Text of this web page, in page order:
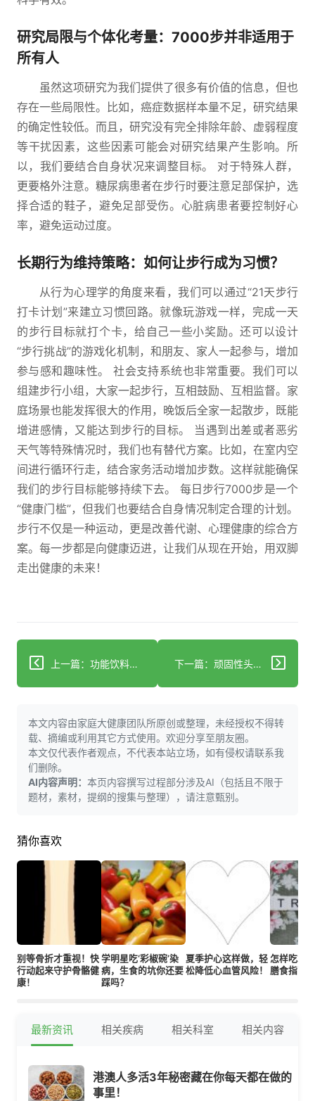
研究局限与个体化考量：7000步并非适用于
所有人
虽然这项研究为我们提供了很多有价值的信息，但也
存在一些局限性。比如，癌症数据样本量不足，研究结果
的确定性较低。而且，研究没有完全排除年龄、虚弱程度
等干扰因素，这些因素可能会对研究结果产生影响。所
以，我们要结合自身状况来调整目标。 对于特殊人群，
更要格外注意。糖尿病患者在步行时要注意足部保护，选
择合适的鞋子，避免足部受伤。心脏病患者要控制好心
率，避免运动过度。
长期行为维持策略：如何让步行成为习惯？
从行为心理学的角度来看，我们可以通过“21天步行
打卡计划”来建立习惯回路。就像玩游戏一样，完成一天
的步行目标就打个卡，给自己一些小奖励。还可以设计
“步行挑战”的游戏化机制，和朋友、家人一起参与，增加
参与感和趣味性。 社会支持系统也非常重要。我们可以
组建步行小组，大家一起步行，互相鼓励、互相监督。家
庭场景也能发挥很大的作用，晚饭后全家一起散步，既能
增进感情，又能达到步行的目标。 当遇到出差或者恶劣
天气等特殊情况时，我们也有替代方案。比如，在室内空
间进行循环行走，结合家务活动增加步数。这样就能确保
我们的步行目标能够持续下去。 每日步行7000步是一个
“健康门槛”，但我们也要结合自身情况制定合理的计划。
步行不仅是一种运动，更是改善代谢、心理健康的综合方
案。每一步都是向健康迈进，让我们从现在开始，用双脚
走出健康的未来！
上一篇：功能饮料有哪些健康风险？该怎么喝才科学？ 下一篇：顽固性头痛因何而起？如何治疗和预防？
本文内容由家庭大健康团队所原创或整理，未经授权不得转
载、摘编或利用其它方式使用。欢迎分享至朋友圈。
本文仅代表作者观点，不代表本站立场，如有侵权请联系我
们删除。
AI内容声明： 本页内容撰写过程部分涉及AI（包括且不限于
题材，素材，提纲的搜集与整理），请注意甄别。
猜你喜欢
别等骨折才重视！快
行动起来守护骨骼健
康！
学明星吃‘彩椒碗’染
病，生食的坑你还要
踩吗？
夏季护心这样做，轻
松降低心血管风险！
怎样吃才
膳食指南
最新资讯 相关疾病 相关科室 相关内容
港澳人多活3年秘密藏在你每天都在做的
事里！